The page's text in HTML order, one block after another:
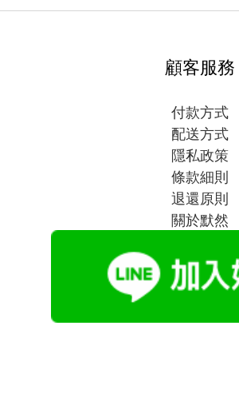
顧客服務
付款方式
配送方式
隱私政策
條款細則
退還原則
關於默然